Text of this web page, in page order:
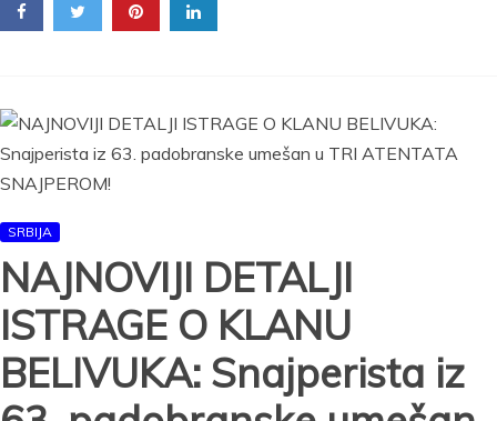
i
SRBIJA
NAJNOVIJI DETALJI
ISTRAGE O KLANU
BELIVUKA: Snajperista iz